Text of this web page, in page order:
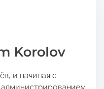
Korolov
и начиная с